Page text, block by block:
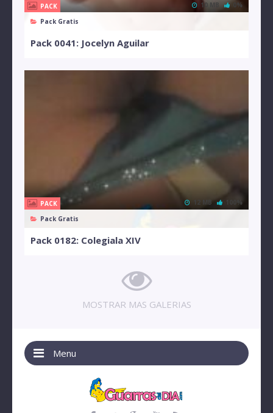
PACK
Pack Gratis
10 MB 0%
Pack 0041: Jocelyn Aguilar
PACK
Pack Gratis
12 MB 100%
Pack 0182: Colegiala XIV
MOSTRAR MAS GALERIAS
Menu